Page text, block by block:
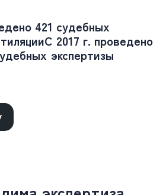
421 судебных
С 2017 г. проведено
экспертизы